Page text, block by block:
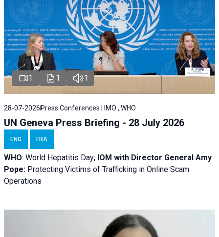
1 1 1
28-07-2026 Press Conferences | IMO , WHO
UN Geneva Press Briefing - 28 July 2026
ENG FRA
WHO: World Hepatitis Day; IOM with Director General Amy
Pope: Protecting Victims of Trafficking in Online Scam
Operations